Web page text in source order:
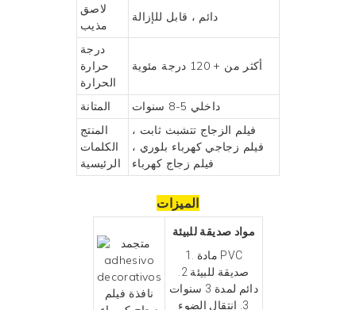
لاصق
مذيب
دائم ، قابل للإزالة
درجة
حرارة
الحرارة
أكثر من + 120 درجة مئوية
المتانة
داخلي 5-8 سنوات
المنتج
الكلمات
الرئيسية
فيلم الزجاج تتشبث ثابت ،
فيلم زجاجي كهرباء بلوري ،
فيلم زجاج كهرباء
الميزات
مواد صديقة للبيئة
1. مادة PVC
دائم لمدة 3 سنوات
3. انتقال الضوء